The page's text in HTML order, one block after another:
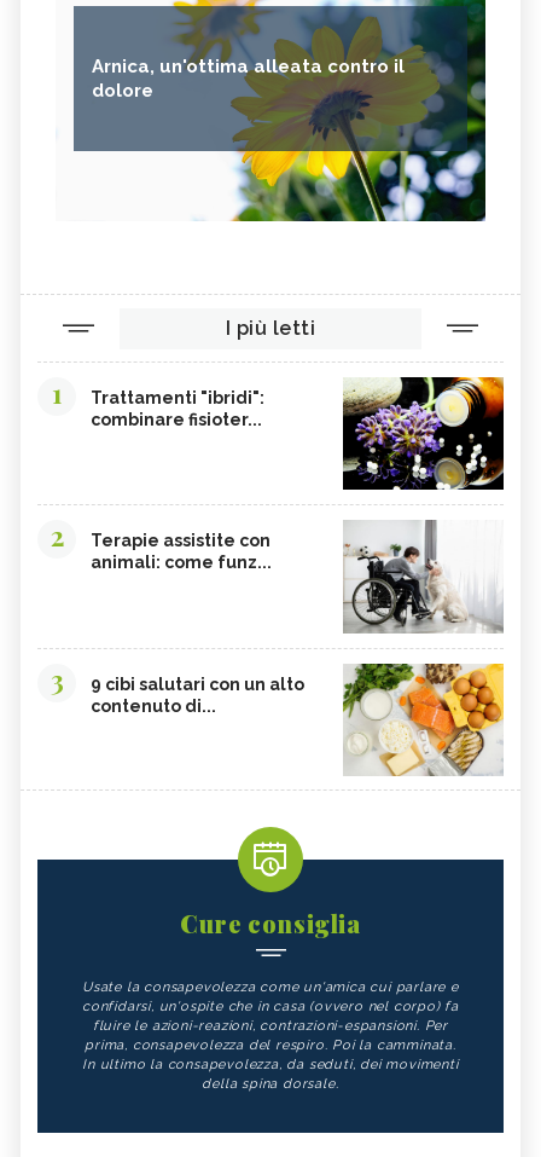
Arnica, un'ottima alleata contro il
dolore
I più letti
1
Trattamenti "ibridi":
combinare fisioter...
2
Terapie assistite con
animali: come funz...
3
9 cibi salutari con un alto
contenuto di...
Cure consiglia
Usate la consapevolezza come un'amica cui parlare e
confidarsi, un'ospite che in casa (ovvero nel corpo) fa
fluire le azioni-reazioni, contrazioni-espansioni. Per
prima, consapevolezza del respiro. Poi la camminata.
In ultimo la consapevolezza, da seduti, dei movimenti
della spina dorsale.